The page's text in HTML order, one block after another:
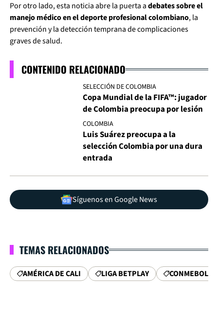
Por otro lado, esta noticia abre la puerta adebates sobre el
manejo médico en el deporte profesional colombiano, la
prevención y la detección temprana de complicaciones
graves de salud.
CONTENIDO RELACIONADO
SELECCIÓN DE COLOMBIA
Copa Mundial de la FIFA™: jugador
de Colombia preocupa por lesión
COLOMBIA
Luis Suárez preocupa a la
selección Colombia por una dura
entrada
Síguenos en Google News
TEMAS RELACIONADOS
AMÉRICA DE CALI LIGA BETPLAY CONMEBOL